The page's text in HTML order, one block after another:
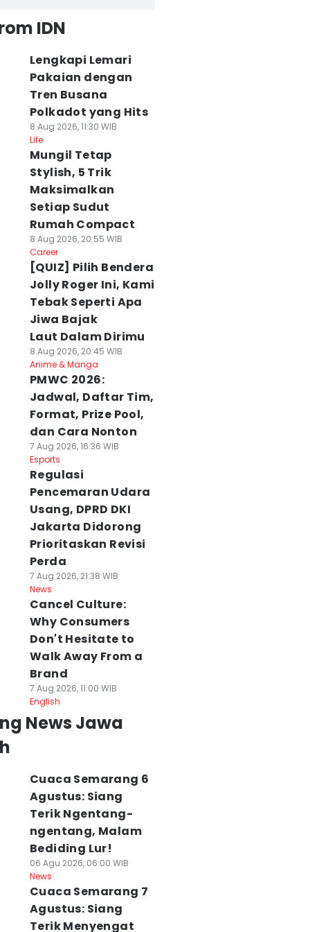
IDN
Lengkapi Lemari
Pakaian dengan
Tren Busana
Polkadot yang Hits
8 Aug 2026, 11:30 WIB
Life
Mungil Tetap
Stylish, 5 Trik
Maksimalkan
Setiap Sudut
Rumah Compact
8 Aug 2026, 20:55 WIB
Career
[QUIZ] Pilih Bendera
Jolly Roger Ini, Kami
Tebak Seperti Apa
Jiwa Bajak
Laut Dalam Dirimu
8 Aug 2026, 20:45 WIB
Anime & Manga
PMWC 2026:
Jadwal, Daftar Tim,
Format, Prize Pool,
dan Cara Nonton
7 Aug 2026, 16:36 WIB
Esports
Regulasi
Pencemaran Udara
Usang, DPRD DKI
Jakarta Didorong
Prioritaskan Revisi
Perda
7 Aug 2026, 21:38 WIB
News
Cancel Culture:
Why Consumers
Don't Hesitate to
Walk Away From a
Brand
7 Aug 2026, 11:00 WIB
English
News Jawa
Cuaca Semarang 6
Agustus: Siang
Terik Ngentang-
ngentang, Malam
Bediding Lur!
06 Agu 2026, 06:00 WIB
News
Cuaca Semarang 7
Agustus: Siang
Terik Menyengat